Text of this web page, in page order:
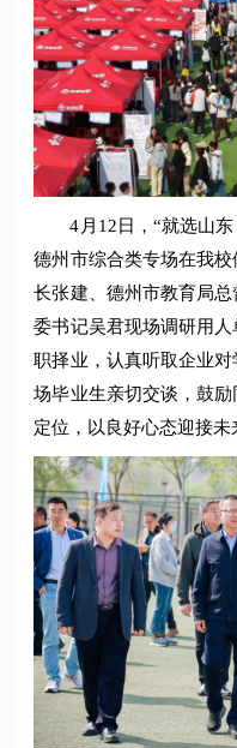
4月12日，“就选山
德州市综合类专场在我
长张建、德州市教育局
委书记吴君现场调研用
职择业，认真听取企业
场毕业生亲切交谈，鼓
定位，以良好心态迎接未